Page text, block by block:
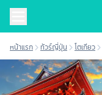
หน้าแรก ทัวร์ญี่ปุ่น โตเกียว